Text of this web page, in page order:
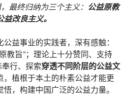
最终归纳为三个主义： 公益原教
改良主义。
益事业的实践者，深有感触：
教旨”；理论上十分赞同、支持
奉行、探索穿透不同阶层的公益文
，植根于本土的朴素公益才能更
，构建中国广泛的公益力量。